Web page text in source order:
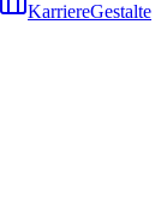
KarriereGestalte